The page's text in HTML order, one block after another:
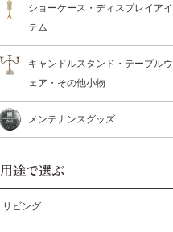
ショーケース・ディスプレイアイ
テム
キャンドルスタンド・テーブルウ
ェア・その他小物
メンテナンスグッズ
用途で選ぶ
リビング